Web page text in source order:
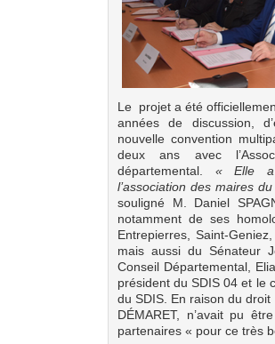
Le projet a été
années de discussion,
nouvelle convention
deux ans avec
départemental. « Elle a
l’association des maires
souligné M. Daniel
notamment de ses
Entrepierres, Saint-
mais aussi du Sénateur
Conseil Départemental,
président du SDIS 04 et le
du SDIS. En raison du
DÉMARET, n’avait pu
partenaires « pour ce très